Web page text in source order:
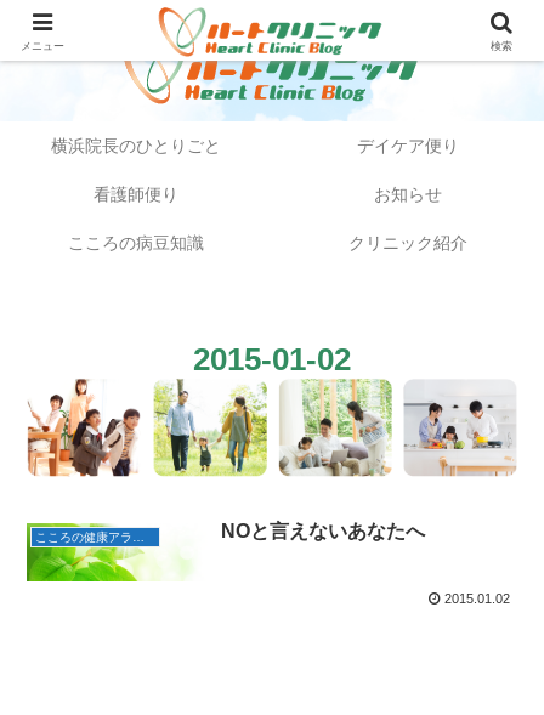
横浜院長のひとりごと デイケア便り
看護師便り お知らせ
こころの病豆知識 クリニック紹介
2015-01-02
NOと言えないあなたへ
2015.01.02
メニュー 検索